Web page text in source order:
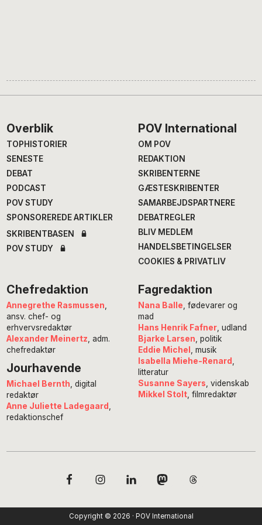
Footer
Overblik
TOPHISTORIER
SENESTE
DEBAT
PODCAST
POV STUDY
SPONSOREREDE ARTIKLER
SKRIBENTBASEN
POV STUDY
POV International
OM POV
REDAKTION
SKRIBENTERNE
GÆSTESKRIBENTER
SAMARBEJDSPARTNERE
DEBATREGLER
BLIV MEDLEM
HANDELSBETINGELSER
COOKIES & PRIVATLIV
Chefredaktion
Annegrethe Rasmussen,
ansv. chef- og
erhvervsredaktør
Alexander Meinertz, adm.
chefredaktør
Jourhavende
Michael Bernth , digital
redaktør
Anne Juliette Ladegaard
redaktionschef
Fagredaktion
Nana Balle, fødevarer og
mad
Hans Henrik Fafner, udland
Bjarke Larsen, politik
Eddie Michel , musik
Isabella Miehe-Renard ,
litteratur
Susanne Sayers, videnskab
Mikkel Stolt, filmredaktør
Copyright © 2026 · POV International